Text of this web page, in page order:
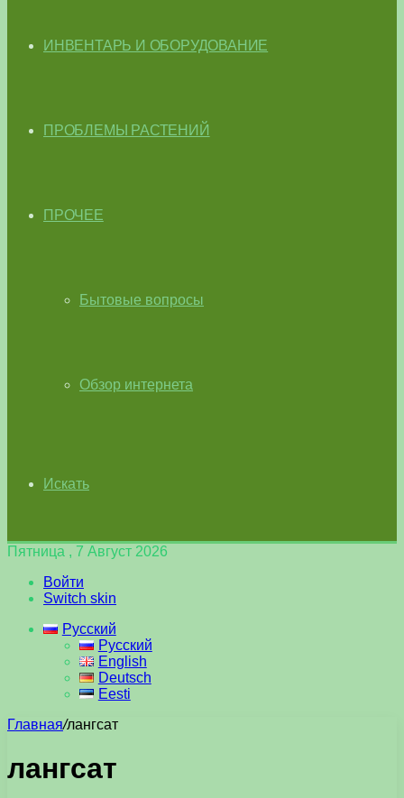
ИНВЕНТАРЬ И ОБОРУДОВАНИЕ
ПРОБЛЕМЫ РАСТЕНИЙ
ПРОЧЕЕ
Бытовые вопросы
Обзор интернета
Искать
Пятница , 7 Август 2026
Войти
Switch skin
Русский
Русский
English
Deutsch
Eesti
Главная/лангсат
лангсат